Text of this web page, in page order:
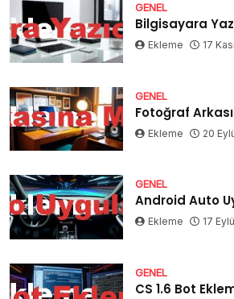
GENEL
Bilgisayara
Ekleme 17
GENEL
Fotoğraf
Ekleme 20
GENEL
Android Auto
Ekleme 17
GENEL
CS 1.6 Bot